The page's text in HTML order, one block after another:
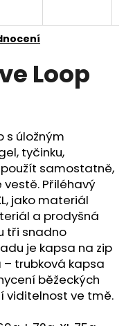
Loop
s úložným
tyčinku,
použít samostatně,
vestě. Přiléhavý
jako materiál
a prodyšná
tři snadno
je kapsa na zip
trubková kapsa
běžeckých
viditelnost ve tmě.